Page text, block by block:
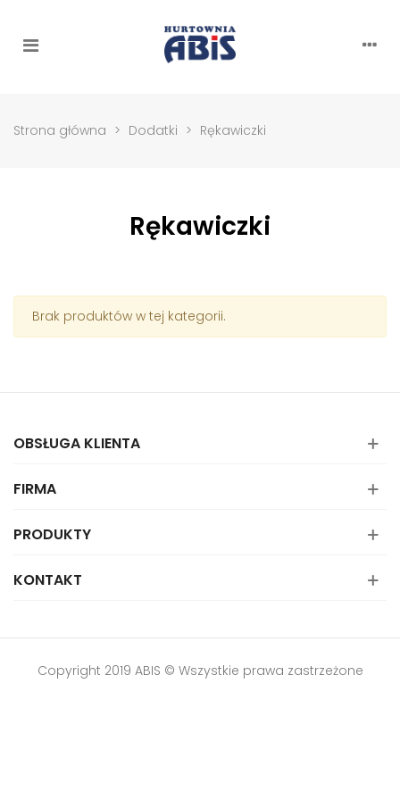
Strona główna > Dodatki > Rękawiczki
Rękawiczki
Brak produktów w tej kategorii.
OBSŁUGA KLIENTA
FIRMA
PRODUKTY
KONTAKT
Copyright 2019 ABIS © Wszystkie prawa zastrzeżone